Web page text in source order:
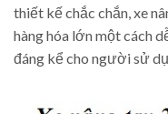
thiết kế chắc chắn, xe
hàng hóa lớn một cách
đáng kể cho người sử